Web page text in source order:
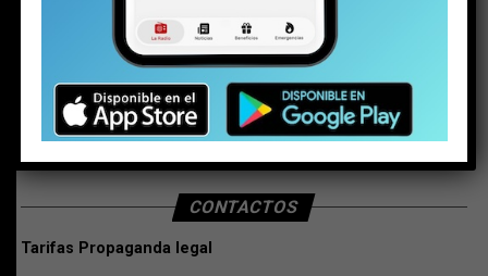
BUSCAR
CONTACTOS
Tarifas Propaganda legal